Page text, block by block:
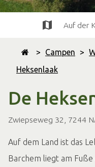
> Campen >
Heksenlaak
De
Zwiepseweg 32, 7244
Auf der
Auf dem Land ist das
Barchem liegt am